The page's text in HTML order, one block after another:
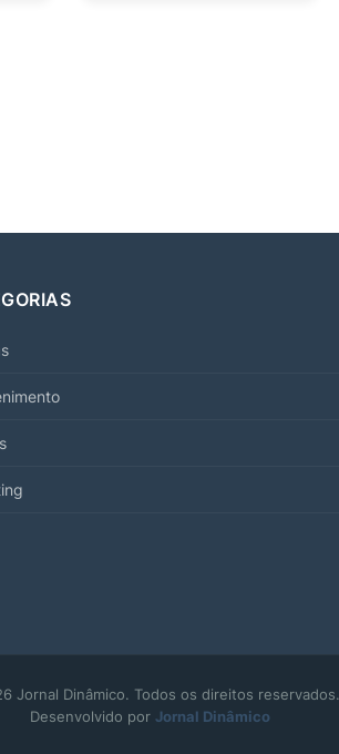
Jornal Dinâmico. Todos os direitos reservados.
Desenvolvido por Jornal Dinâmico